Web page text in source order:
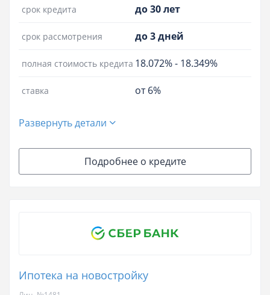
срок кредита до 30 лет
срок рассмотрения до 3 дней
полная стоимость кредита 18.072%- 18.349%
ставка от 6%
Развернуть детали
Подробнее о кредите
Ипотека на новостройку